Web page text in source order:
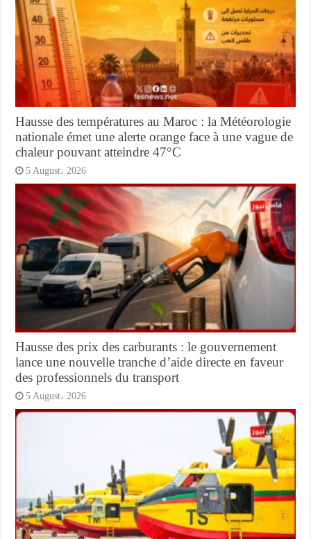
Hausse des températures au Maroc : la Météorologie
nationale émet une alerte orange face à une vague de
chaleur pouvant atteindre 47°C
5 August، 2026
Hausse des prix des carburants : le gouvernement
lance une nouvelle tranche d’aide directe en faveur
des professionnels du transport
5 August، 2026